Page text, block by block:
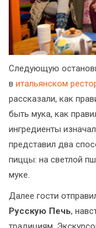
Следующую
в итальянском
рассказали, как
быть мука, как
ингредиенты
представил два
пиццы: на светлой
муке.
Далее гости
Русскую Печь,